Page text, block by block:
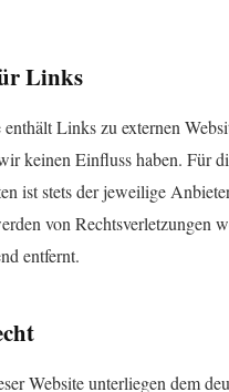
Links
enthält Links zu externen
keinen Einfluss haben. Für
ist stets der jeweilige
von Rechtsverletzungen
entfernt.
Website unterliegen dem